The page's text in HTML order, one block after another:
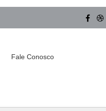
Fale Conosco